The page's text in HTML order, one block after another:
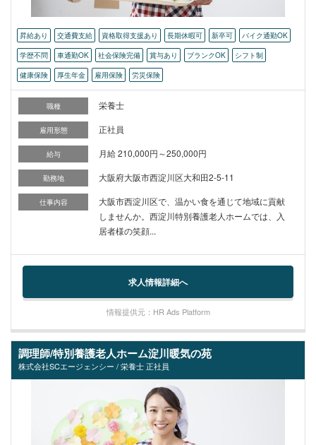
昇給あり 交通費支給 資格取得支援あり 長期休暇可 新卒可
バイク通勤OK
学歴不問
車通勤OK 社会保険完備 賞与あり ブランクOK
シフト制
健康保険
厚生年金 雇用保険 労災保険
職種 栄養士
雇用形態 正社員
給与 月給 210,000円～250,000円
勤務地 大阪府大阪市西淀川区大和田2-5-11
仕事内容
大阪市西淀川区で、温かい食を通じて地域に貢献
しませんか。西淀川特別養護老人ホームでは、入
居者様の笑顔...
求人情報詳細へ
情報提供元：HR Ads Platform
調理師/特別養護老人ホーム淀川暖気の苑
株式会社SCエージェンシー / 栄養士 正社員